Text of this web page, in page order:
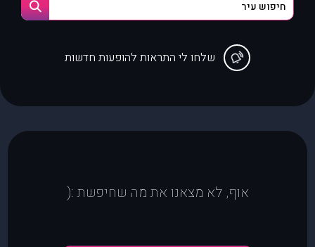
שלחו לי התראות להופעות חדשות
אוף, לא מצאנו את מה שחיפשת :(